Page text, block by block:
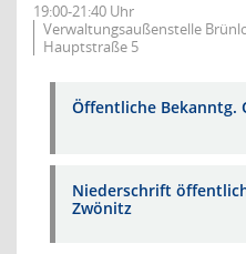
19:00-21:40 Uhr
Verwaltungsaußenstelle
Hauptstraße 5
Öffentliche Bekanntg.
Niederschrift
Zwönitz